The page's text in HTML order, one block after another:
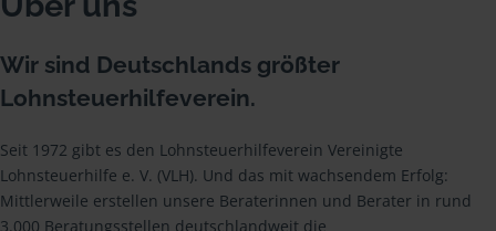
Wir sind Deutschlands größter
Lohnsteuerhilfeverein.
Seit 1972 gibt es den Lohnsteuerhilfeverein Vereinigte
Lohnsteuerhilfe e. V. (VLH). Und das mit wachsendem Erfolg:
Mittlerweile erstellen unsere Beraterinnen und Berater in rund
3.000 Beratungsstellen deutschlandweit die